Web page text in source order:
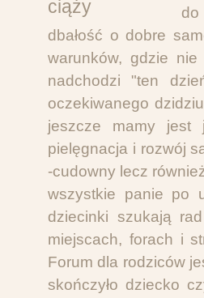
dbałość o dobre
warunków, gdzie
nadchodzi "ten
oczekiwanego
jeszcze mamy jest
pielęgnacja i rozwój
-cudowny lecz
wszystkie panie po
dziecinki szukają
miejscach, forach i
Forum dla rodziców
skończyło dziecko